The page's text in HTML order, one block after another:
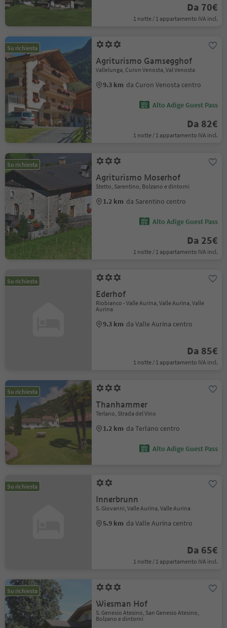
Da 70€
1 notte / 1 appartamento IVA incl.
Su richiesta
Agriturismo Gamsegghof
Vallelunga, Curon Venosta, Val Venosta
9.3 km da Curon Venosta centro
Alto Adige Guest Pass
Da 82€
1 notte / 1 appartamento IVA incl.
Su richiesta
Agriturismo Moserhof
Stetto, Sarentino, Bolzano e dintorni
1.2 km da Sarentino centro
Alto Adige Guest Pass
Da 25€
1 notte / 1 appartamento IVA incl.
Su richiesta
Ederhof
Riobianco - Valle Aurina, Valle Aurina, Valle
Aurina
9.3 km da Valle Aurina centro
Da 85€
1 notte / 1 appartamento IVA incl.
Su richiesta
Thanhammer
Terlano, Strada del Vino
1.2 km da Terlano centro
Alto Adige Guest Pass
Su richiesta
Innerbrunn
S. Giovanni, Valle Aurina, Valle Aurina
5.9 km da Valle Aurina centro
Da 65€
1 notte / 1 appartamento IVA incl.
Su richiesta
Wiesman Hof
S. Genesio Atesino, San Genesio Atesino,
Bolzano e dintorni